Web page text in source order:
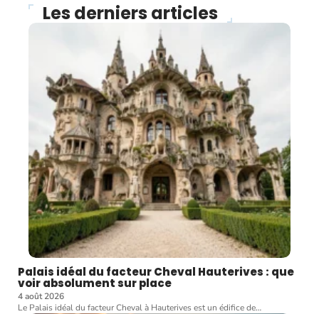
Les derniers articles
Palais idéal du facteur Cheval Hauterives : que
voir absolument sur place
4 août 2026
Le Palais idéal du facteur Cheval à Hauterives est un édifice de…